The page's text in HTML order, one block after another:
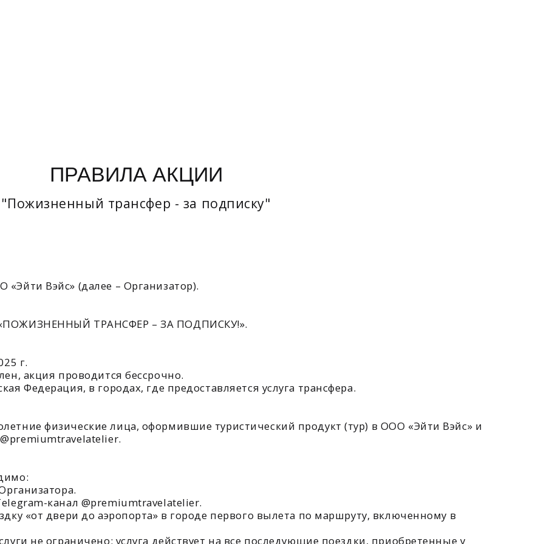
в городах, где предоставляется услуга трансфера.
физические лица, оформившие туристический продукт (тур) в ООО «Эйти Вэйс» и
канал @premiumtravelatelier.
двери до аэропорта» в городе первого вылета по маршруту, включенному в
ограничено: услуга действует на все последующие поездки, приобретенные у
акции.
при бронировании тура.
с участником акции в пределах города вылета.
до аэропорта первого вылета.
приобретенные у ООО «Эйти Вэйс».
может быть передана третьим лицам.
невозможность предоставления услуги в случае непредоставления участником
отправления или иных фактах, препятствующих оказанию услуги.
условия акции, приостанавливать или прекращать ее проведение в
уведомления.
участника с настоящими правилами.